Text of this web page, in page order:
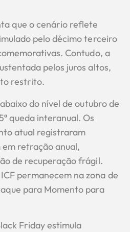
que o cenário reflete
pelo décimo terceiro
Contudo, a
pelos juros altos,
restrito.
do nível de outubro de
queda interanual. Os
atual registraram
retração anual,
de recuperação frágil.
permanecem na zona de
para Momento para
Friday estimula